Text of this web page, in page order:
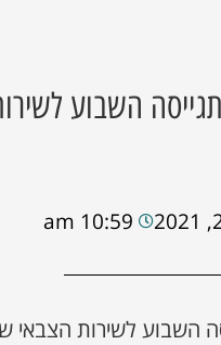
השבוע
10:59 am
השבוע לשירות הצבאי